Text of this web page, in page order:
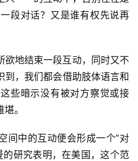
段对话？又是谁有权先说再
欲地结束一段互动，同时又不
到，我们都会借助肢体语言和
些暗示没有被对方察觉或接
。
间中的互动便会形成一个”对
的研究表明，在美国，这个范